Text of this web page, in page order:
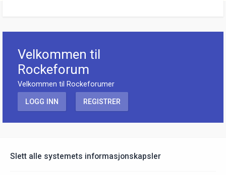
Velkommen til
Rockeforum
Velkommen til Rockeforumer
LOGG INN REGISTRER
Slett alle systemets informasjonskapsler